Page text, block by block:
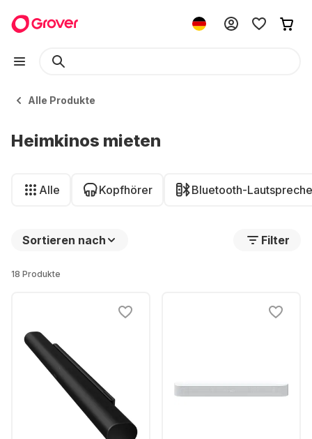
Alle Produkte
Heimkinos mieten
Alle Kopfhörer Bluetooth-
Sortieren nach Filter
18 Produkte